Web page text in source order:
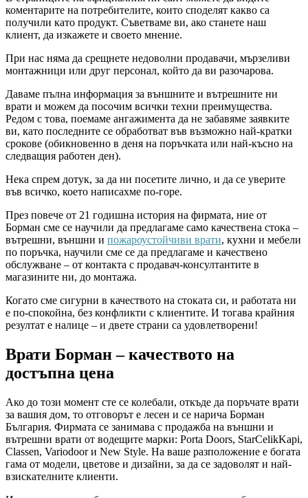
коментарите на потребителите, които споделят какво са
получили като продукт. Съветваме ви, ако станете наш
клиент, да изкажете и своето мнение.
При нас няма да срещнете недоволни продавачи, мързеливи
монтажници или друг персонал, който да ви разочарова.
Даваме пълна информация за външните и вътрешните ни
врати и можем да посочим всички техни преимущества.
Редом с това, поемаме ангажимента да не забавяме заявките
ви, като последните се обработват във възможно най-кратки
срокове (обикновенно в деня на поръчката или най-късно на
следващия работен ден).
Нека спрем дотук, за да ни посетите лично, и да се уверите
във всичко, което написахме по-горе.
През повече от 21 годишна история на фирмата, ние от
Борман сме се научили да предлагаме само качествена стока –
вътрешни, външни и пожароустойчиви врати, кухни и мебели
по поръчка, научили сме се да предлагаме и качествено
обслужване – от контакта с продавач-консултантите в
магазините ни, до монтажа.
Когато сме сигурни в качеството на стоката си, и работата ни
е по-спокойна, без конфликти с клиентите. И тогава крайния
резултат е налице – и двете страни са удовлетворени!
Врати Борман – качеството на
достъпна цена
Ако до този момент сте се колебали, откъде да поръчате врати
за вашия дом, то отговорът е лесен и се нарича Борман
България. Фирмата се занимава с продажба на външни и
вътрешни врати от водещите марки: Porta Doors, StarCelikKapi,
Classen, Variodoor и New Style. На ваше разположение е богата
гама от модели, цветове и дизайни, за да се задоволят и най-
взискателните клиенти.